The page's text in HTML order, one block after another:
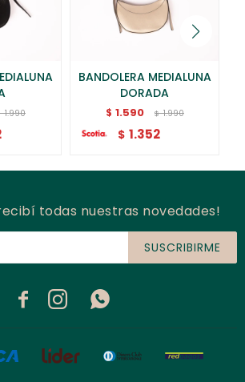
1.990
BANDOLERA MEDIALUNA
DORADA
$ 1.590 $ 1.990
$ 1.352
todas nuestras novedades!
SUSCRIBIRME
  